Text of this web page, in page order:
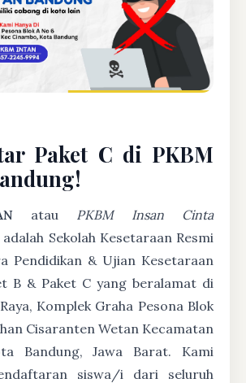
Paket C di PKBM
atau PKBM Insan Cinta
adalah Sekolah Kesetaraan Resmi
Pendidikan & Ujian Kesetaraan
B & Paket C yang beralamat di
Komplek Graha Pesona Blok
Cisaranten Wetan Kecamatan
Bandung, Jawa Barat. Kami
siswa/i dari seluruh